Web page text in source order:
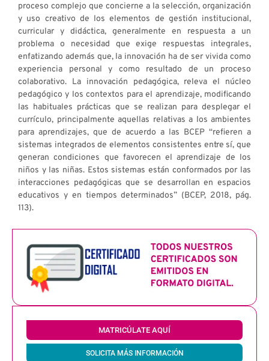
proceso complejo que concierne a la selección, organización
y uso creativo de los elementos de gestión institucional,
curricular y didáctica, generalmente en respuesta a un
problema o necesidad que exige respuestas integrales,
enfatizando además que, la innovación ha de ser vivida como
experiencia personal y como resultado de un proceso
colaborativo. La innovación pedagógica, releva el núcleo
pedagógico y los contextos para el aprendizaje, modificando
las habituales prácticas que se realizan para desplegar el
currículo, principalmente aquellas relativas a los ambientes
para aprendizajes, que de acuerdo a las BCEP “refieren a
sistemas integrados de elementos consistentes entre sí, que
generan condiciones que favorecen el aprendizaje de los
niños y las niñas. Estos sistemas están conformados por las
interacciones pedagógicas que se desarrollan en espacios
educativos y en tiempos determinados” (BCEP, 2018, pág.
113).
MATRICÚLATE AQUÍ
SOLICITA MÁS INFORMACIÓN